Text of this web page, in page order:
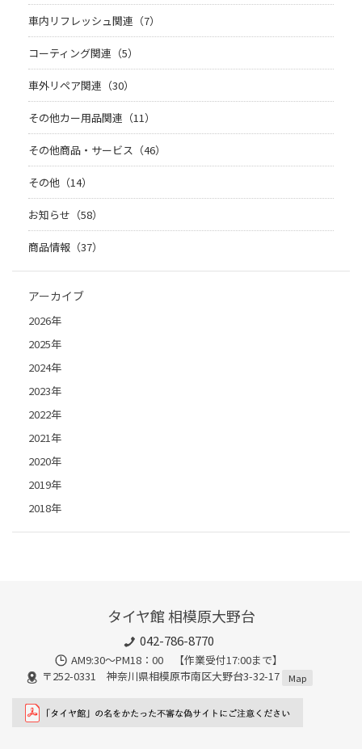
車内リフレッシュ関連（7）
コーティング関連（5）
車外リペア関連（30）
その他カー用品関連（11）
その他商品・サービス（46）
その他（14）
お知らせ（58）
商品情報（37）
アーカイブ
2026年
2025年
2024年
2023年
2022年
2021年
2020年
2019年
2018年
タイヤ館 相模原大野台
042-786-8770
AM9:30～PM18：00 【作業受付17:00まで】
〒252-0331 神奈川県相模原市南区大野台3-32-17
Map